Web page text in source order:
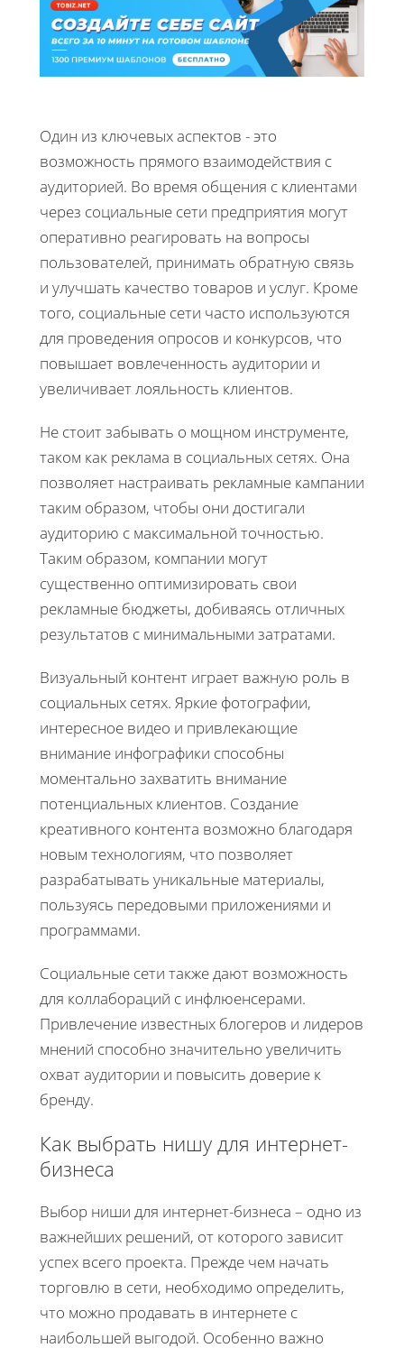
Один из ключевых аспектов - это
возможность прямого взаимодействия с
аудиторией. Во время общения с клиентами
через социальные сети предприятия могут
оперативно реагировать на вопросы
пользователей, принимать обратную связь
и улучшать качество товаров и услуг. Кроме
того, социальные сети часто используются
для проведения опросов и конкурсов, что
повышает вовлеченность аудитории и
увеличивает лояльность клиентов.
Не стоит забывать о мощном инструменте,
таком как реклама в социальных сетях. Она
позволяет настраивать рекламные кампании
таким образом, чтобы они достигали
аудиторию с максимальной точностью.
Таким образом, компании могут
существенно оптимизировать свои
рекламные бюджеты, добиваясь отличных
результатов с минимальными затратами.
Визуальный контент играет важную роль в
социальных сетях. Яркие фотографии,
интересное видео и привлекающие
внимание инфографики способны
моментально захватить внимание
потенциальных клиентов. Создание
креативного контента возможно благодаря
новым технологиям, что позволяет
разрабатывать уникальные материалы,
пользуясь передовыми приложениями и
программами.
Социальные сети также дают возможность
для коллабораций с инфлюенсерами.
Привлечение известных блогеров и лидеров
мнений способно значительно увеличить
охват аудитории и повысить доверие к
бренду.
Как выбрать нишу для интернет-
бизнеса
Выбор ниши для интернет-бизнеса – одно из
важнейших решений, от которого зависит
успех всего проекта. Прежде чем начать
торговлю в сети, необходимо определить,
что можно продавать в интернете с
наибольшей выгодой. Особенно важно